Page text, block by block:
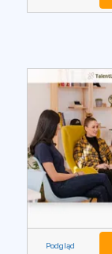
Podgląd